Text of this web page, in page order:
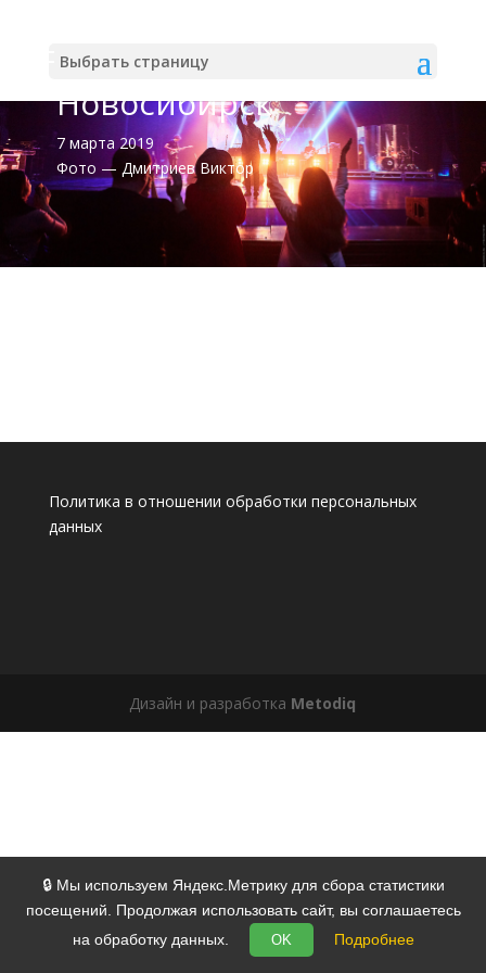
Выбрать страницу
Новосибирск
7 марта 2019
Фото — Дмитриев Виктор
Политика в отношении обработки персональных
данных
🔒 Мы используем Яндекс.Метрику для сбора статистики
посещений. Продолжая использовать сайт, вы соглашаетесь
на обработку данных.
OK Подробнее
Дизайн и разработка Metodiq